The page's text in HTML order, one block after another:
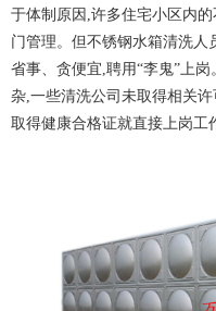
于体制原因,许多住宅小区内
门管理。但不锈钢水箱清洗人
省事、贪便宜,聘用“李鬼”上
杂,一些清洗公司未取得相关
取得健康合格证就直接上岗工